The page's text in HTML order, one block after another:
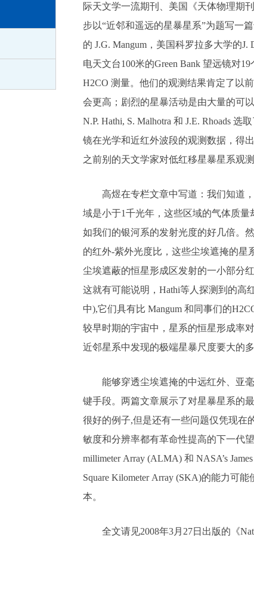
际天文学一流期刊、美国《天体物理期
步以“近邻和遥远的星暴星系”为题写一
的 J.G. Mangum，美国科罗拉多大学的
电天文台100米的Green Bank 望远镜对
H2CO 测量。他们的观测结果肯定了以
会更高；剧烈的星暴活动是由大量的可
N.P. Hathi, S. Malhotra 和 J.E. Rhoads
镜在光学和近红外波段的观测数据，得
之前别的天文学家对低红移星暴星系观
高煜在专栏文章中写道：我们知道，
域是小于1千光年，这些区域的气体质
如我们的银河系的发射光度的好几倍。
的红外-紫外光度比，这些尘埃遮掩的星
尘埃遮蔽的恒星形成区发射的一小部分
这就有可能说明，Hathi等人探测到的高
中),它们具有比 Mangum 和同事们的
较早时期的宇宙中，星系的恒星形成率
近邻星系中发现的极端星暴尺度要大的
能够穿透尘埃遮掩的中远红外、亚毫
键手段。两篇文章展示了对星暴星系的
很好的例子,但是还有一些问题仅凭现在
敏度和分辨率都有革命性提高的下一代
millimeter Array (ALMA) 和 NASA’s
Square Kilometer Array (SKA)的能力可
本。
全文请见2008年3月27日出版的《